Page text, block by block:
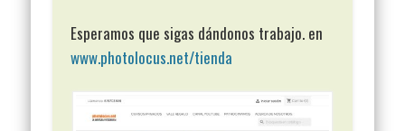
Esperamos que sigas dándonos trabajo. en
www.photolocus.net/tienda